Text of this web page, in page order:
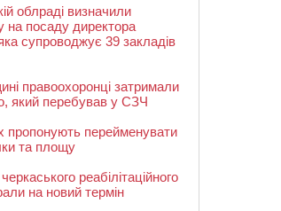
облраді визначили
на посаду директора
супроводжує 39 закладів
правоохоронці затримали
який перебував у СЗЧ
пропонують перейменувати
та площу
реабілітаційного
на новий термін